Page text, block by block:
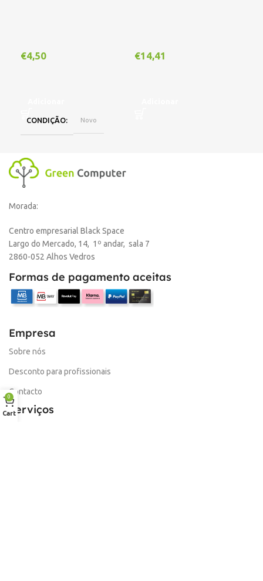
€4,50
CONDIÇÃO Novo
€14,41
Morada:
Centro empresarial Black Space
Largo do Mercado, 14, 1º andar, sala 7
2860-052 Alhos Vedros
Formas de pagamento aceitas
Empresa
Sobre nós
Desconto para profissionais
Contacto
Serviços
0
Cart